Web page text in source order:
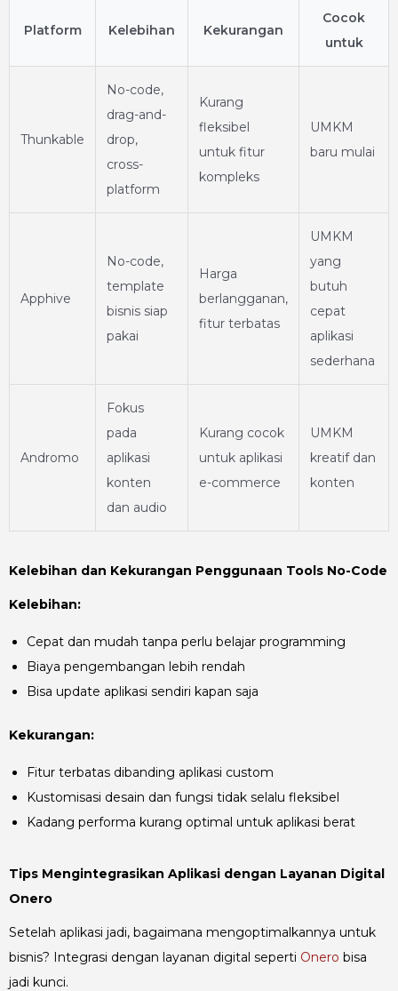
Platform Kelebihan Kekurangan
Cocok
untuk
Thunkable
No-code,
drag-and-
drop,
cross-
platform
Kurang
fleksibel
untuk fitur
kompleks
UMKM
baru mulai
Apphive
No-code,
template
bisnis siap
pakai
Harga
berlangganan,
fitur terbatas
UMKM
yang
butuh
cepat
aplikasi
sederhana
Andromo
Fokus
pada
aplikasi
konten
dan audio
Kurang cocok
untuk aplikasi
e-commerce
UMKM
kreatif dan
konten
Kelebihan dan Kekurangan Penggunaan Tools No-Code
Kelebihan:
Cepat dan mudah tanpa perlu belajar programming
Biaya pengembangan lebih rendah
Bisa update aplikasi sendiri kapan saja
Kekurangan:
Fitur terbatas dibanding aplikasi custom
Kustomisasi desain dan fungsi tidak selalu fleksibel
Kadang performa kurang optimal untuk aplikasi berat
Tips Mengintegrasikan Aplikasi dengan Layanan Digital
Onero
Setelah aplikasi jadi, bagaimana mengoptimalkannya untuk
bisnis? Integrasi dengan layanan digital seperti Onero bisa
jadi kunci.